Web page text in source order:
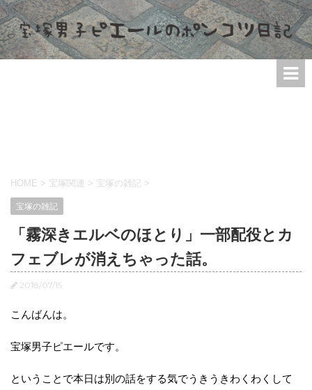
HOME > 宝塚関連 > 宝塚の雑記 >
宝塚の雑記
「霧深きエルベのほとり」一部配役とカ
フェブレが消えちゃった話。
2018/07/15
こんばんは。
宝塚男子ピエールです。
ということで本日は別の話をする気でうきうきわくわくして